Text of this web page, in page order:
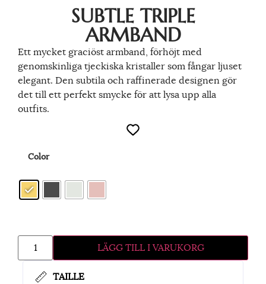
SUBTLE TRIPLE
ARMBAND
Ett mycket graciöst armband, förhöjt med
genomskinliga tjeckiska kristaller som fångar ljuset
elegant. Den subtila och raffinerade designen gör
det till ett perfekt smycke för att lysa upp alla
outfits.
Color
LÄGG TILL I VARUKORG
TAILLE